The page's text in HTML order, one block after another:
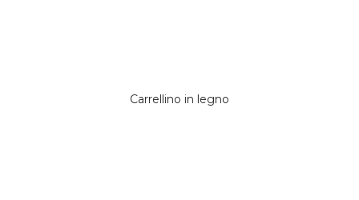
Carrellino in legno